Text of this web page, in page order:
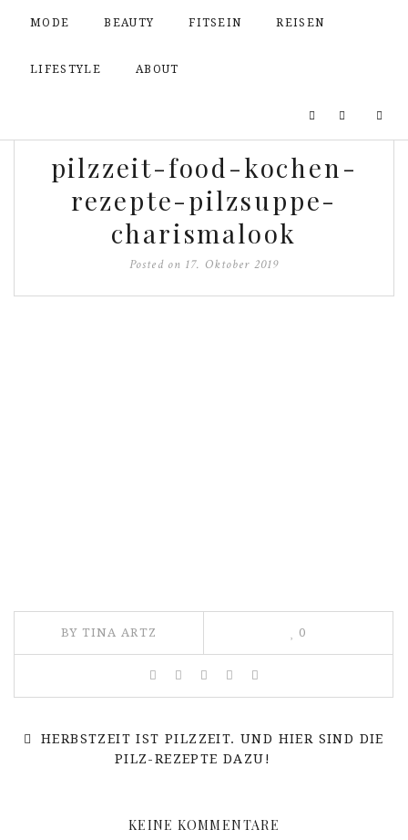
MODE BEAUTY FITSEIN REISEN
LIFESTYLE ABOUT
pilzzeit-food-kochen-
rezepte-pilzsuppe-
charismalook
Posted on 17. Oktober 2019
BY TINA ARTZ 0
HERBSTZEIT IST PILZZEIT. UND HIER SIND DIE
PILZ-REZEPTE DAZU!
KEINE KOMMENTARE